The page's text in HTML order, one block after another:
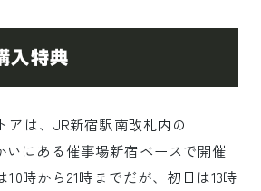
入特典
は、JR新宿駅南改札内の
いにある催事場新宿ベースで開催
10時から21時までだが、初日は13時